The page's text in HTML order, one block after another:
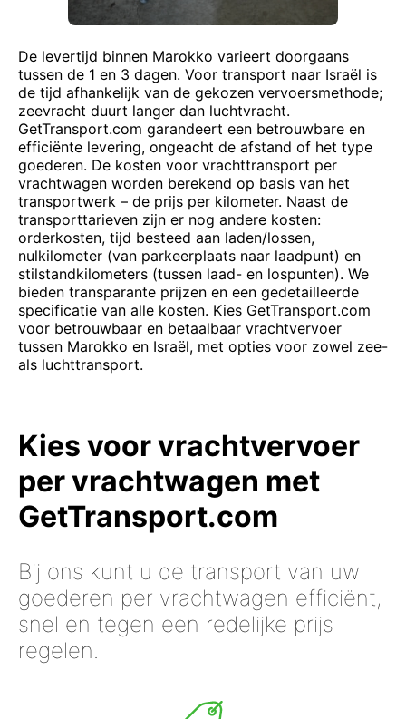
De levertijd binnen Marokko varieert doorgaans
tussen de 1 en 3 dagen. Voor transport naar Israël is
de tijd afhankelijk van de gekozen vervoersmethode;
zeevracht duurt langer dan luchtvracht.
GetTransport.com garandeert een betrouwbare en
efficiënte levering, ongeacht de afstand of het type
goederen. De kosten voor vrachttransport per
vrachtwagen worden berekend op basis van het
transportwerk – de prijs per kilometer. Naast de
transporttarieven zijn er nog andere kosten:
orderkosten, tijd besteed aan laden/lossen,
nulkilometer (van parkeerplaats naar laadpunt) en
stilstandkilometers (tussen laad- en lospunten). We
bieden transparante prijzen en een gedetailleerde
specificatie van alle kosten. Kies GetTransport.com
voor betrouwbaar en betaalbaar vrachtvervoer
tussen Marokko en Israël, met opties voor zowel zee-
als luchttransport.
Kies voor vrachtvervoer
per vrachtwagen met
GetTransport.com
Bij ons kunt u de transport van uw
goederen per vrachtwagen efficiënt,
snel en tegen een redelijke prijs
regelen.